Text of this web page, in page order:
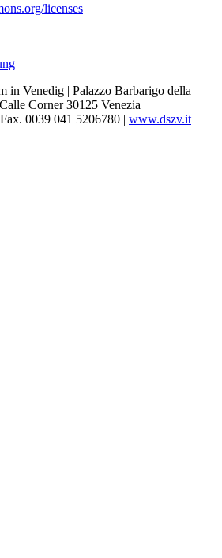
licenses
in Venedig | Palazzo Barbarigo della
Corner 30125 Venezia
0039 041 5206780 | www.dszv.it